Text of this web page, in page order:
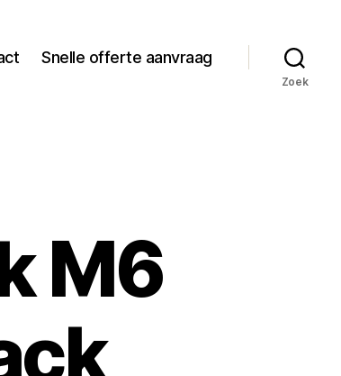
Snelle offerte aanvraag
Zoek
M6